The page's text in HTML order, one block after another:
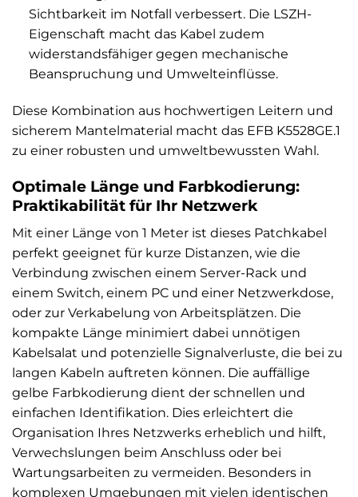
Sichtbarkeit im Notfall verbessert. Die LSZH-
Eigenschaft macht das Kabel zudem
widerstandsfähiger gegen mechanische
Beanspruchung und Umwelteinflüsse.
Diese Kombination aus hochwertigen Leitern und
sicherem Mantelmaterial macht das EFB K5528GE.1
zu einer robusten und umweltbewussten Wahl.
Optimale Länge und Farbkodierung:
Praktikabilität für Ihr Netzwerk
Mit einer Länge von 1 Meter ist dieses Patchkabel
perfekt geeignet für kurze Distanzen, wie die
Verbindung zwischen einem Server-Rack und
einem Switch, einem PC und einer Netzwerkdose,
oder zur Verkabelung von Arbeitsplätzen. Die
kompakte Länge minimiert dabei unnötigen
Kabelsalat und potenzielle Signalverluste, die bei zu
langen Kabeln auftreten können. Die auffällige
gelbe Farbkodierung dient der schnellen und
einfachen Identifikation. Dies erleichtert die
Organisation Ihres Netzwerks erheblich und hilft,
Verwechslungen beim Anschluss oder bei
Wartungsarbeiten zu vermeiden. Besonders in
komplexen Umgebungen mit vielen identischen